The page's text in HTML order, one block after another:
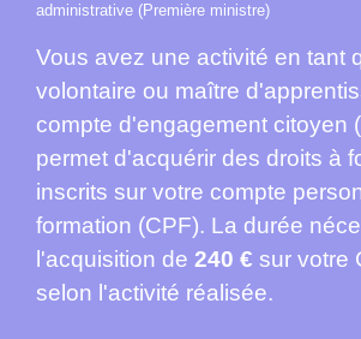
administrative (Première ministre)
Vous avez une activité en tant
volontaire ou maître
compte d'engagement citoyen
permet d'acquérir des droits à
inscrits sur votre compte
formation (CPF). La durée
l'acquisition de 240 € sur votre
selon l'activité réalisée.